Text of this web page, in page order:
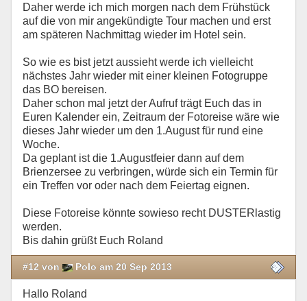
Daher werde ich mich morgen nach dem Frühstück
auf die von mir angekündigte Tour machen und erst
am späteren Nachmittag wieder im Hotel sein.
So wie es bist jetzt aussieht werde ich vielleicht
nächstes Jahr wieder mit einer kleinen Fotogruppe
das BO bereisen.
Daher schon mal jetzt der Aufruf trägt Euch das in
Euren Kalender ein, Zeitraum der Fotoreise wäre wie
dieses Jahr wieder um den 1.August für rund eine
Woche.
Da geplant ist die 1.Augustfeier dann auf dem
Brienzersee zu verbringen, würde sich ein Termin für
ein Treffen vor oder nach dem Feiertag eignen.
Diese Fotoreise könnte sowieso recht DUSTERlastig
werden.
Bis dahin grüßt Euch Roland
#12 von Polo am 20 Sep 2013
Hallo Roland